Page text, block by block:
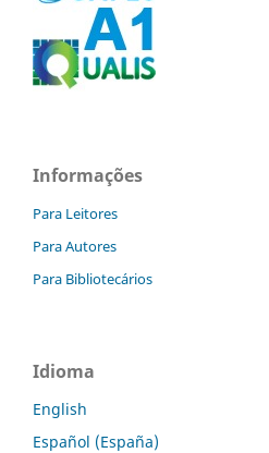
Informações
Para Leitores
Para Autores
Para Bibliotecários
Idioma
English
Español (España)